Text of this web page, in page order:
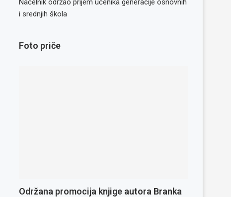
Načelnik održao prijem učenika generacije osnovnih
i srednjih škola
Foto priče
Održana promocija knjige autora Branka